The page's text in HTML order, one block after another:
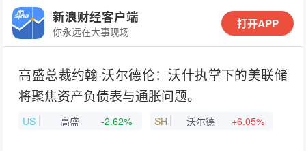
新浪财经客户端
你永远在大事现场
打开APP
高盛总裁约翰·沃尔德伦：沃什执掌下的美联储
将聚焦资产负债表与通胀问题。
US 高盛 -2.62% SH 沃尔德 +6.05%